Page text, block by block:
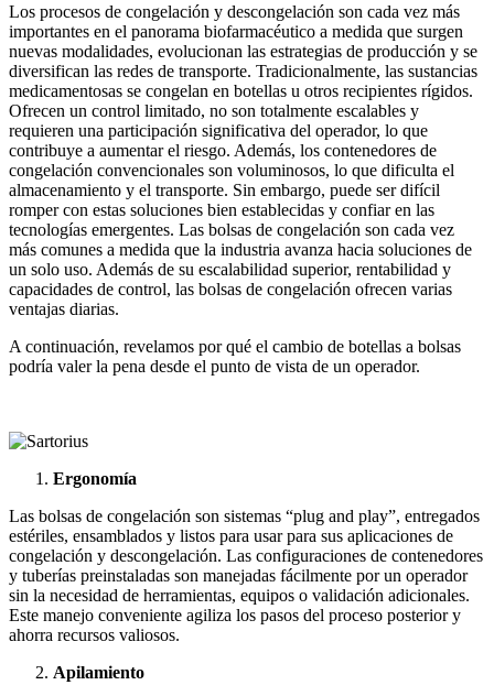
Los procesos de congelación y descongelación son cada vez más
importantes en el panorama biofarmacéutico a medida que surgen
nuevas modalidades, evolucionan las estrategias de producción y se
diversifican las redes de transporte. Tradicionalmente, las sustancias
medicamentosas se congelan en botellas u otros recipientes rígidos.
Ofrecen un control limitado, no son totalmente escalables y
requieren una participación significativa del operador, lo que
contribuye a aumentar el riesgo. Además, los contenedores de
congelación convencionales son voluminosos, lo que dificulta el
almacenamiento y el transporte. Sin embargo, puede ser difícil
romper con estas soluciones bien establecidas y confiar en las
tecnologías emergentes. Las bolsas de congelación son cada vez
más comunes a medida que la industria avanza hacia soluciones de
un solo uso. Además de su escalabilidad superior, rentabilidad y
capacidades de control, las bolsas de congelación ofrecen varias
ventajas diarias.
A continuación, revelamos por qué el cambio de botellas a bolsas
podría valer la pena desde el punto de vista de un operador.
Ergonomía
Las bolsas de congelación son sistemas “plug and play”, entregados
estériles, ensamblados y listos para usar para sus aplicaciones de
congelación y descongelación. Las configuraciones de contenedores
y tuberías preinstaladas son manejadas fácilmente por un operador
sin la necesidad de herramientas, equipos o validación adicionales.
Este manejo conveniente agiliza los pasos del proceso posterior y
ahorra recursos valiosos.
Apilamiento